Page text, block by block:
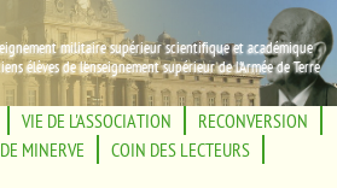
militaire supérieur scientifique et académique
élèves de l'enseignement supérieur de l'Armée de Terre
VIE DE L'ASSOCIATION
RECONVERSION
MINERVE COIN DES LECTEURS